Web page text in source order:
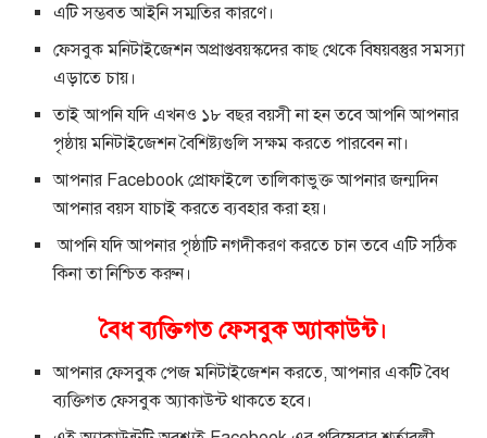
এটি সম্ভবত আইনি সম্মতির কারণে।
ফেসবুক মনিটাইজেশন অপ্রাপ্তবয়স্কদের কাছ থেকে বিষয়বস্তুর সমস্যা
এড়াতে চায়।
তাই আপনি যদি এখনও ১৮ বছর বয়সী না হন তবে আপনি আপনার
পৃষ্ঠায় মনিটাইজেশন বৈশিষ্ট্যগুলি সক্ষম করতে পারবেন না।
আপনার Facebook প্রোফাইলে তালিকাভুক্ত আপনার জন্মদিন
আপনার বয়স যাচাই করতে ব্যবহার করা হয়।
আপনি যদি আপনার পৃষ্ঠাটি নগদীকরণ করতে চান তবে এটি সঠিক
কিনা তা নিশ্চিত করুন।
বৈধ ব্যক্তিগত ফেসবুক অ্যাকাউন্ট।
আপনার ফেসবুক পেজ মনিটাইজেশন করতে, আপনার একটি বৈধ
ব্যক্তিগত ফেসবুক অ্যাকাউন্ট থাকতে হবে।